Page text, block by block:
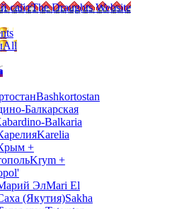
сайтThe Draughts Website
All
Bashkortostan
Балкарская
Balkaria
Karelia
+
Krym +
ЭлMari El
(Якутия)Sakha